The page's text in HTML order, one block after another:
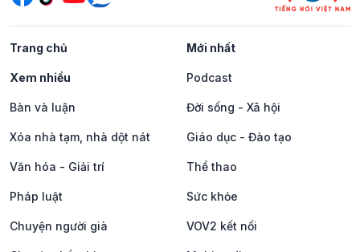
Trang chủ Mới nhất
Xem nhiều Podcast
Bàn và luận Đời sống - Xã hội
Xóa nhà tạm, nhà dột nát Giáo dục - Đào tạo
Văn hóa - Giải trí Thể thao
Pháp luật Sức khỏe
Chuyện người già VOV2 kết nối